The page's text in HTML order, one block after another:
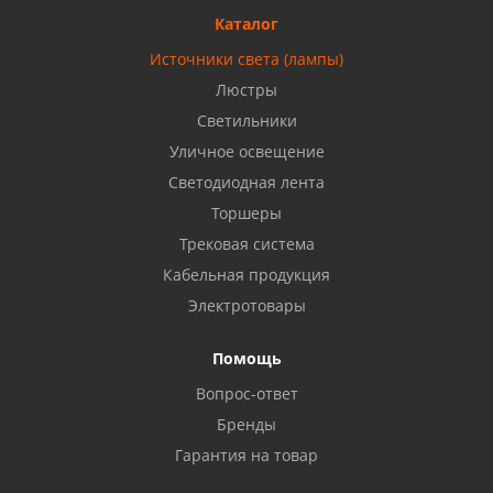
Бузулук, ул. Октябрьская, 24
Балаково, ул. Комарова, 55
Октябрьский, ул. Свердлова, 28
Азнакаево, ул. Булгар, 2. ТЦ "Акчарлак"
Стерлитамак, ул. Вокзальная, 13
Каталог
Источники света (лампы)
Люстры
Светильники
Уличное освещение
Светодиодная лента
Торшеры
Трековая система
Кабельная продукция
Электротовары
Помощь
Вопрос-ответ
Бренды
Гарантия на товар